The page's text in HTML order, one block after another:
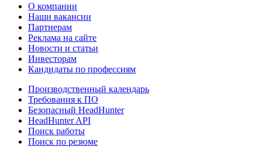
О компании
Наши вакансии
Партнерам
Реклама на сайте
Новости и статьи
Инвесторам
Кандидаты по профессиям
Производственный календарь
Требования к ПО
Безопасный HeadHunter
HeadHunter API
Поиск работы
Поиск по резюме